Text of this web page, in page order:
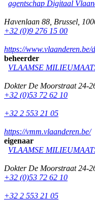
agentschap Digitaal
Havenlaan 88 Brussel
+32 (0)9 276 15 00
https://www.vlaanderen.be/
beheerder
VLAAMSE
Dokter De Moorstraat 24-
+32 (0)53 72 62 10
+32 2 553 21 05
https://vmm.vlaanderen.be/
eigenaar
VLAAMSE
Dokter De Moorstraat 24-
+32 (0)53 72 62 10
+32 2 553 21 05